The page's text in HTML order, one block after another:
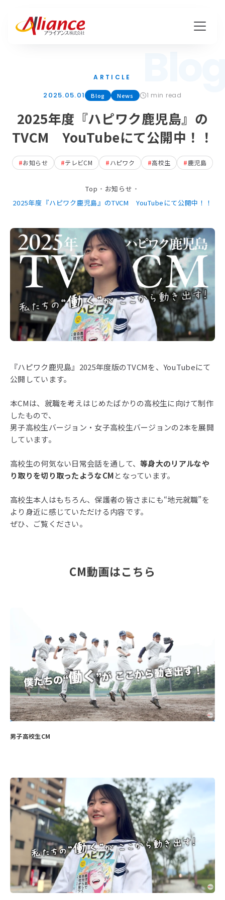
Mission・Vision・Value
会社概要
サービス
クリエイティブ事業
お知らせ
活動実績
Blog
News
採用情報
お問い合わせ
ARTICLE
2025.05.01 Blog News 1 min read
2025年度『ハピワク鹿児島』の
TVCM YouTubeにて公開中！！
#お知らせ #テレビCM #ハピワク #高校生 #鹿児島
Top ・ お知らせ ・
2025年度『ハピワク鹿児島』のTVCM YouTubeにて公開中！！
『ハピワク鹿児島』2025年度版のTVCMを、YouTubeにて
公開しています。
本CMは、就職を考えはじめたばかりの高校生に向けて制作
したもので、
男子高校生バージョン・女子高校生バージョンの2本を展開
しています。
高校生の何気ない日常会話を通して、等身大のリアルなや
り取りを切り取ったようなCMとなっています。
高校生本人はもちろん、保護者の皆さまにも“地元就職”を
より身近に感じていただける内容です。
ぜひ、ご覧ください。
CM動画はこちら
男子高校生CM